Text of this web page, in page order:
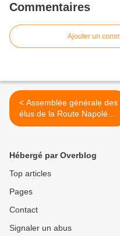
Commentaires
Ajouter un
< Assemblée générale des
élus de la Route Napoléon
à Castellane
Hébergé par Overblog
Top articles
Pages
Contact
Signaler un abus